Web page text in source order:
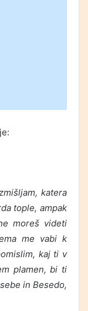
katera
tople, ampak
moreš videti
me vabi k
kaj ti v
plamen, bi ti
in Besedo,